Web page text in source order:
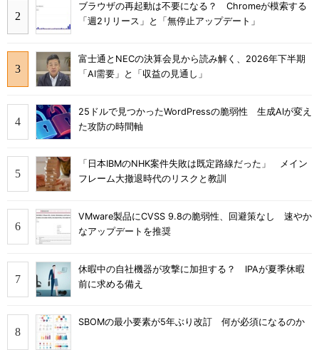
ブラウザの再起動は不要になる？ Chromeが模索する
「週2リリース」と「無停止アップデート」
富士通とNECの決算会見から読み解く、2026年下半期
「AI需要」と「収益の見通し」
25ドルで見つかったWordPressの脆弱性 生成AIが変え
た攻防の時間軸
「日本IBMのNHK案件失敗は既定路線だった」 メイン
フレーム大撤退時代のリスクと教訓
VMware製品にCVSS 9.8の脆弱性、回避策なし 速やか
なアップデートを推奨
休暇中の自社機器が攻撃に加担する？ IPAが夏季休暇
前に求める備え
SBOMの最小要素が5年ぶり改訂 何が必須になるのか